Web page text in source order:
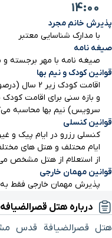
مدرسه پریزاد
کنسولگری کشور پاکستان
مسجد گوهرشاد
آرامگاه نادرشاه افشار
گنبد خشتی
بیمارستان ام البنین
پارک باغ ملی
14:00
پذیرش خانم مجرد
با مدارک شناسایی معتبر
صیغه نامه
صیغه نامه با مهر برجسته
قوانین کودک و نیم بها
اقامت کودک
سرویس) نیم بها محاسبه
قوانین کنسلی
کنسلی رزرو در ایام پیک و
ایام محتلف و هتل های
از استعلام از هتل مشخص
قوانین مهمان خارجی
پذیرش مهمان خارجی فقط
درباره هتل
هتل قصرالضیافة قدس